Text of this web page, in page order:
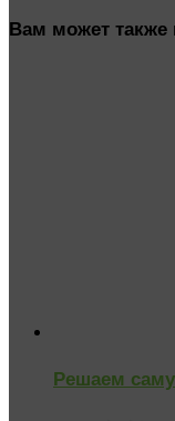
Вам может также
Решаем